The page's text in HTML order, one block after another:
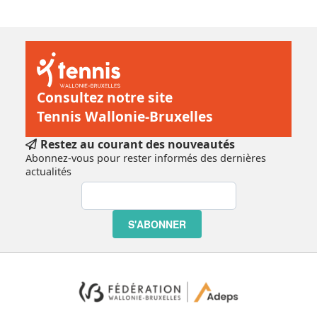
Consultez notre site
Tennis Wallonie-Bruxelles
Restez au courant des nouveautés
Abonnez-vous pour rester informés des dernières
actualités
S'ABONNER